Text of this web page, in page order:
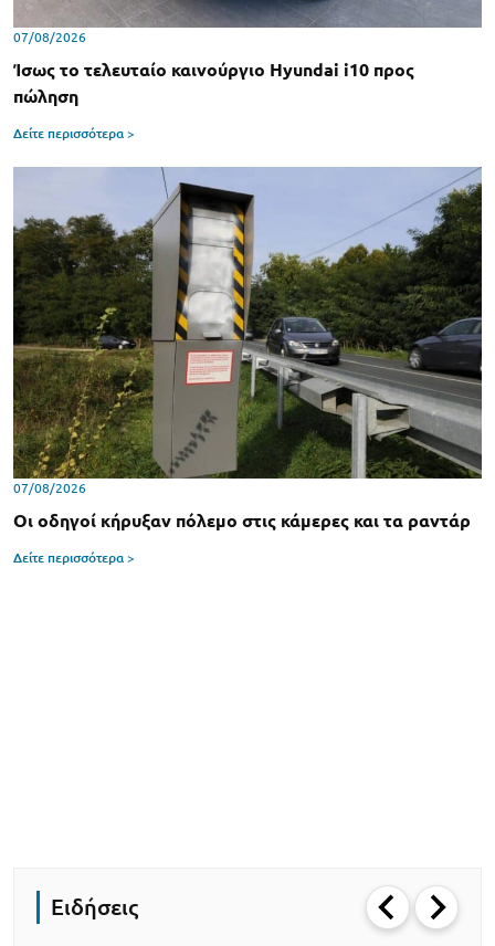
07/08/2026
Ίσως το τελευταίο καινούργιο Hyundai i10 προς
πώληση
Δείτε περισσότερα >
07/08/2026
Οι οδηγοί κήρυξαν πόλεμο στις κάμερες και τα ραντάρ
Δείτε περισσότερα >
Ειδήσεις